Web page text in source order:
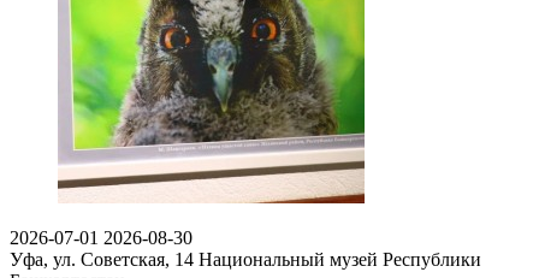
2026-07-01 2026-08-30
Уфа, ул. Советская, 14 Национальный музей Республики